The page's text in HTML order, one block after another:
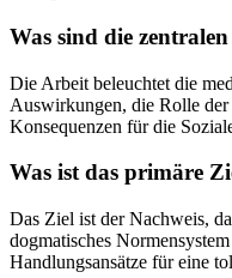
Was sind die
Die Arbeit beleuchtet die
Auswirkungen, die Rolle
Konsequenzen für die
Was ist das primäre
Das Ziel ist der Nachweis,
dogmatisches
Handlungsansätze für eine